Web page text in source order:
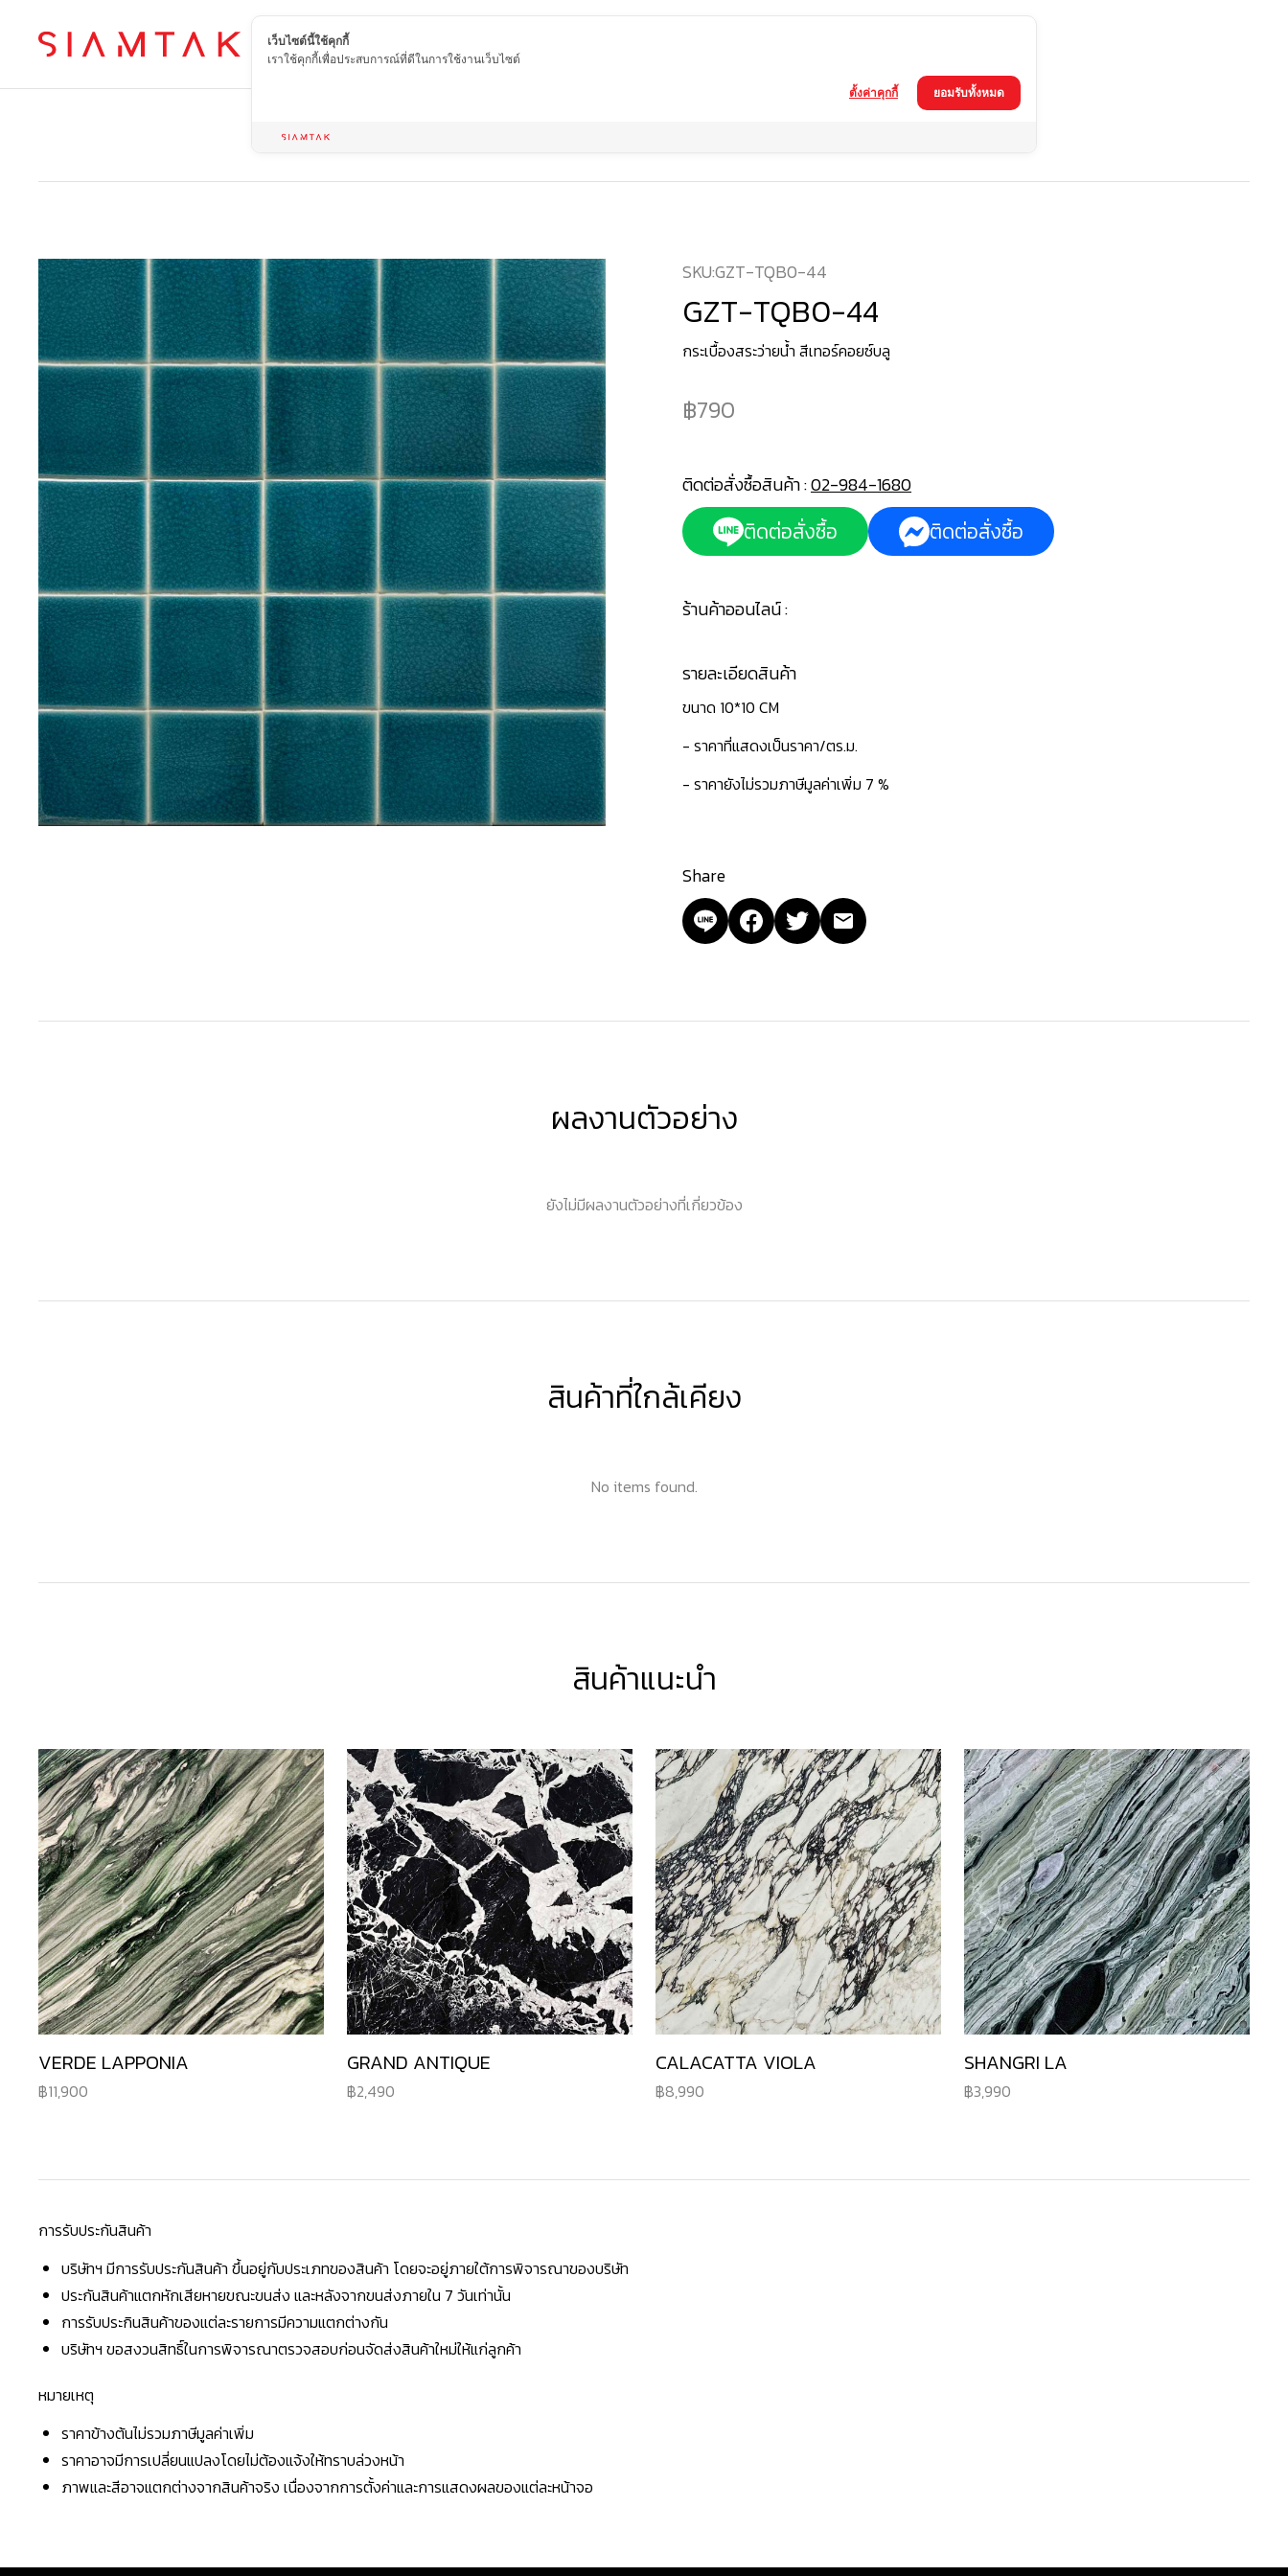
TH
SKU:GZT-TQB0-44
GZT-TQB0-44
กระเบื้องสระว่ายน้ำ สีเทอร์คอยซ์บลู
790
ติดต่อสั่งซื้อสินค้า :02-984-1680
ติดต่อสั่งซื้อ ติดต่อสั่งซื้อ
ร้านค้าออนไลน์ :
รายละเอียดสินค้า
ขนาด 10*10 CM
- ราคาที่แสดงเป็นราคา/ตร.ม.
- ราคายังไม่รวมภาษีมูลค่าเพิ่ม 7 %
Share
ผลงานตัวอย่าง
ยังไม่มีผลงานตัวอย่างที่เกี่ยวข้อง
สินค้าที่ใกล้เคียง
No items found.
สินค้าแนะนำ
VERDE LAPPONIA
11,900
GRAND ANTIQUE
2,490
CALACATTA VIOLA
8,990
SHANGRI LA
3,990
การรับประกันสินค้า
บริษัทฯ มีการรับประกันสินค้า ขึ้นอยู่กับประเภทของสินค้า โดยจะอยู่ภายใต้การพิจารณาของบริษัท
ประกันสินค้าแตกหักเสียหายขณะขนส่ง และหลังจากขนส่งภายใน 7 วันเท่านั้น
การรับประกินสินค้าของแต่ละรายการมีความแตกต่างกัน
บริษัทฯ ขอสงวนสิทธิ์ในการพิจารณาตรวจสอบก่อนจัดส่งสินค้าใหม่ให้แก่ลูกค้า
หมายเหตุ
ราคาข้างต้นไม่รวมภาษีมูลค่าเพิ่ม
ราคาอาจมีการเปลี่ยนแปลงโดยไม่ต้องแจ้งให้ทราบล่วงหน้า
ภาพและสีอาจแตกต่างจากสินค้าจริง เนื่องจากการตั้งค่าและการแสดงผลของแต่ละหน้าจอ
เว็บไซต์นี้ใช้คุกกี้
เราใช้คุกกี้เพื่อประสบการณ์ที่ดีในการใช้งานเว็บไซต์
ยอมรับทั้งหมด
ตั้งค่าคุกกี้